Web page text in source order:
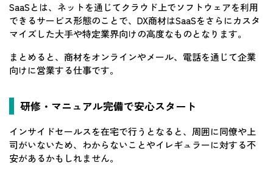
SaaSとは、ネットを通じてクラウド上でソフトウェアを利用
できるサービス形態のことで、DX商材はSaaSをさらにカスタ
マイズした大手や特定業界向けの高度なものとなります。
まとめると、商材をオンラインやメール、電話を通じて企業
向けに営業する仕事です。
研修・マニュアル完備で安心スタート
インサイドセールスを在宅で行うとなると、周囲に同僚や上
司がいないため、わからないことやイレギュラーに対する不
安があるかもしれません。